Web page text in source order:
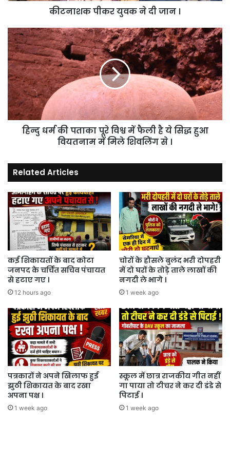
कीटनाशक पीकर युवक ने दी जान ।
हिन्दु
धर्म
की
पताका
पूरे
विश्व
में
फैली
है
वियतनाम
मिले
शिवलिंग
से
।
हिन्दु धर्म की पताका पूरे विश्व में फैली है ये सिद्ध हुआ
वियतनाम में मिले शिवलिंग से ।
Related Articles
कई शिकायतों के बाद कोटा
जनपद के चर्चित सचिव पंचायत
से हटाए गए ।
12 hours ago
चोरों के हौसले बुलंद भरी दोपहरी
में दो घरों के तोड़े ताले लाखों की
नगदी ले भागे ।
1 week ago
पत्रकारों ने अपने खिलाफ हुई
झुठी शिकायत के बाद रखा
अपना पक्ष ।
1 week ago
स्कूल में छात्र राजकीय गीत नहीं
गा पाया तो टीचर ने कर दी डंडे से
पिटाई ।
1 week ago